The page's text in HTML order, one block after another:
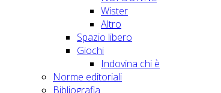
Wister
Altro
Spazio libero
Giochi
Indovina chi è
Norme editoriali
Bibliografia